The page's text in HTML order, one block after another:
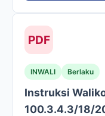
PDF
INWALI Berlaku
Instruksi
100.3.4.3/18/